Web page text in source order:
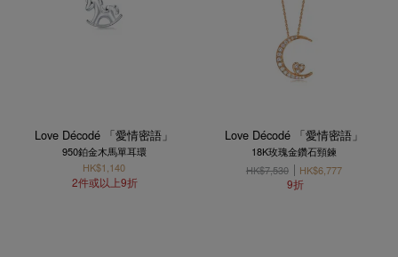
Love Décodé 「愛情密語」
950鉑金木馬單耳環
HK$1,140
2件或以上9折
Love Décodé 「愛情密語」
18K玫瑰金鑽石頸鍊
HK$7,530
HK$6,777
9折